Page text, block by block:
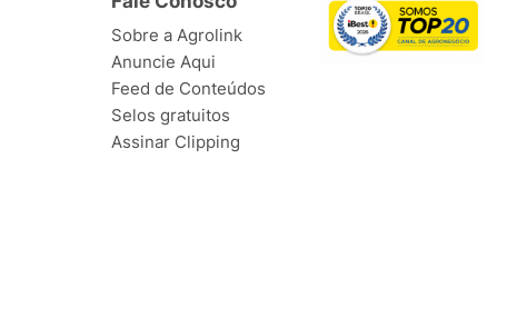
Sobre a Agrolink
Anuncie Aqui
Feed de Conteúdos
Selos gratuitos
Assinar Clipping